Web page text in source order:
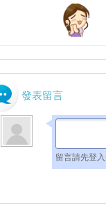
發表留言
留言請先登